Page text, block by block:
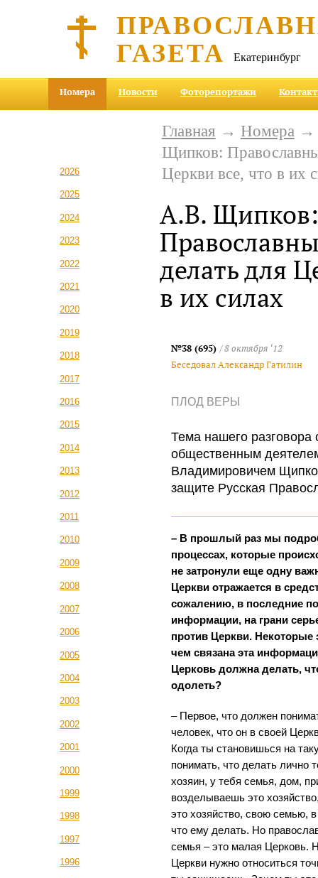
ГАЗЕТА Екатеринбург
Номера Новости Фоторепортажи
2026
2025
2024
2023
2022
2021
2020
2019
2018
2017
2016
2015
2014
2013
2012
2011
2010
2009
2008
2007
2006
2005
2004
2003
2002
2001
2000
1999
1998
1997
1996
Главная → Номера
Щипков:
Церкви все, что в их
А.В. Щипков:
делать для
в их силах
№38 (695) / 8 октября ‘12
Беседовал Александр Гатилин
ПЛОД ВЕРЫ
Тема нашего разговора
общественным
Владимировичем
защите Русская
– В прошлый раз мы
процессах, которые
не затронули еще одну
Церкви отражается в
сожалению, в последние
информации, на грани
против Церкви. Некоторые
чем связана эта
Церковь должна делать,
одолеть?
– Первое, что должен
человек, что он в своей
Когда ты становишься на
понимать, что делать лично
хозяин, у тебя семья, дом,
возделываешь это
это хозяйство, свою семью,
что ему делать. Но
семья – это малая Церковь.
Церкви нужно относиться